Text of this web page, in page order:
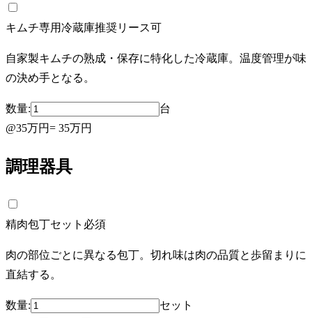
キムチ専用冷蔵庫推奨リース可
自家製キムチの熟成・保存に特化した冷蔵庫。温度管理が味
の決め手となる。
数量:
台
@35万円= 35万円
調理器具
精肉包丁セット 必須
肉の部位ごとに異なる包丁。切れ味は肉の品質と歩留まりに
直結する。
数量:
セット